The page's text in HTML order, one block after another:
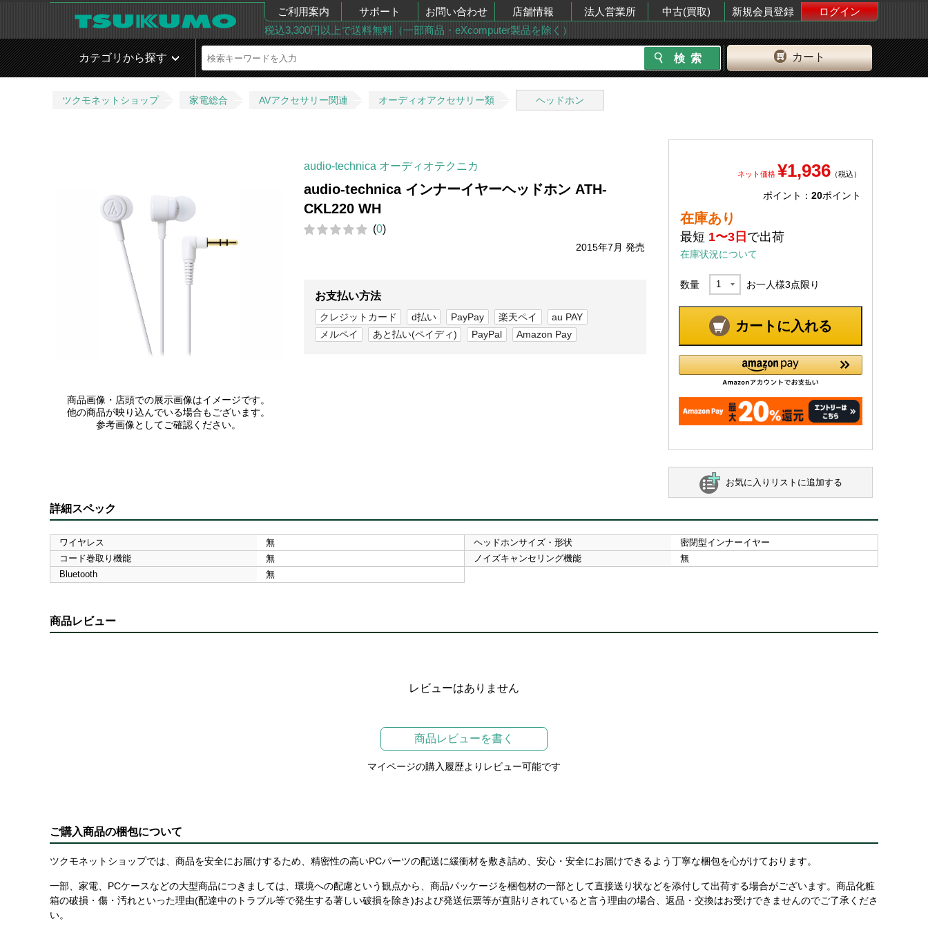
ご利用案内 サポート お問い合わせ 店舗情報 法人営業所 中古(買取) 新規会員登録
ログイン
税込3,300円以上で送料無料（一部商品・eXcomputer製品を除く）
カート
カテゴリから探す
ツクモネットショップ 家電総合 AVアクセサリー関連 オーディオアクセサリー類 ヘッドホン
商品画像・店頭での展示画像はイメージです。
他の商品が映り込んでいる場合もございます。
参考画像としてご確認ください。
audio-technica オーディオテクニカ
audio-technica インナーイヤーヘッドホン ATH-
CKL220 WH
(0)
2015年7月 発売
お支払い方法
クレジットカード d払い PayPay 楽天ペイ
au PAY
メルペイ
あと払い(ペイディ) PayPal Amazon Pay
ネット価格 ¥1,936 （税込）
ポイント： 20ポイント
在庫あり
最短 1〜3日 で出荷
在庫状況について
数量 お一人様3点限り
カートに入れる
お気に入りリストに追加する
詳細スペック
ワイヤレス 無 ヘッドホンサイズ・形状
密閉型インナーイヤー
コード巻取り機能
無 ノイズキャンセリング機能
無
Bluetooth
無
商品レビュー
レビューはありません
商品レビューを書く
マイページの購入履歴よりレビュー可能です
ご購入商品の梱包について
ツクモネットショップでは、商品を安全にお届けするため、精密性の高いPCパーツの配送に緩衝材を敷き詰め、安心・安全にお届けできるよう丁寧な梱包を心がけております。
一部、家電、PCケースなどの大型商品につきましては、環境への配慮という観点から、商品パッケージを梱包材の一部として直接送り状などを添付して出荷する場合がございます。商品化粧
箱の破損・傷・汚れといった理由(配達中のトラブル等で発生する著しい破損を除き)および発送伝票等が直貼りされていると言う理由の場合、返品・交換はお受けできませんのでご了承くださ
い。